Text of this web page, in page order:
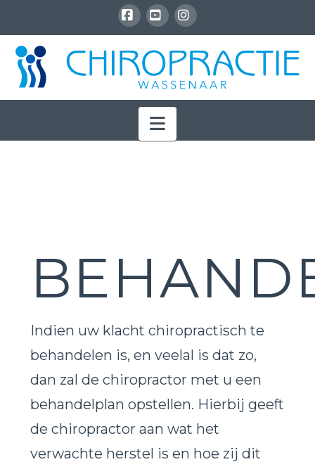
Facebook
YouTubeInstagram
Navigation
Indien uw klacht chiropractisch te
behandelen is, en veelal is dat zo,
dan zal de chiropractor met u een
behandelplan opstellen. Hierbij geeft
de chiropractor aan wat het
verwachte herstel is en hoe zij dit